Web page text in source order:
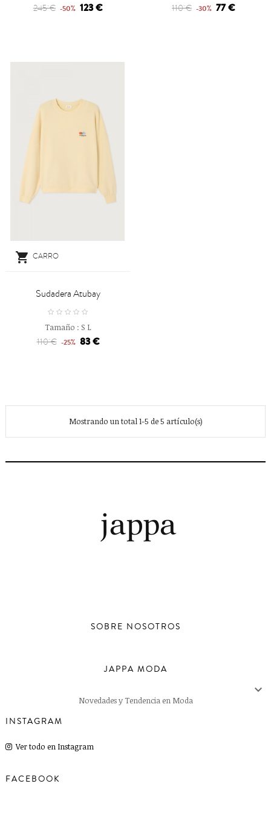
245 € -50% 123 € 110 € -30% 77 €
 CARRO
Sudadera Atubay
Tamaño : S L
110 € -25% 83 €
Mostrando un total 1-5 de 5 artículo(s)
SOBRE NOSOTROS
JAPPA MODA

Novedades y Tendencia en Moda
INSTAGRAM
Ver todo en Instagram
FACEBOOK